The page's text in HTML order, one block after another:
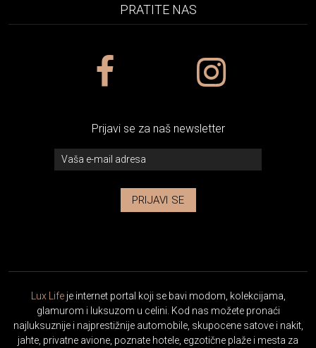
PRATITE NAS
Prijavi se za naš newsletter
PRIJAVI SE
Lux Lifeje internet portal koji se bavi modom, kolekcijama,
glamurom i luksuzom u celini. Kod nas možete pronaći
najluksuznije i najprestižnije automobile, skupocene satove i nakit,
jahte, privatne avione, poznate hotele, egzotične plaže i mesta za